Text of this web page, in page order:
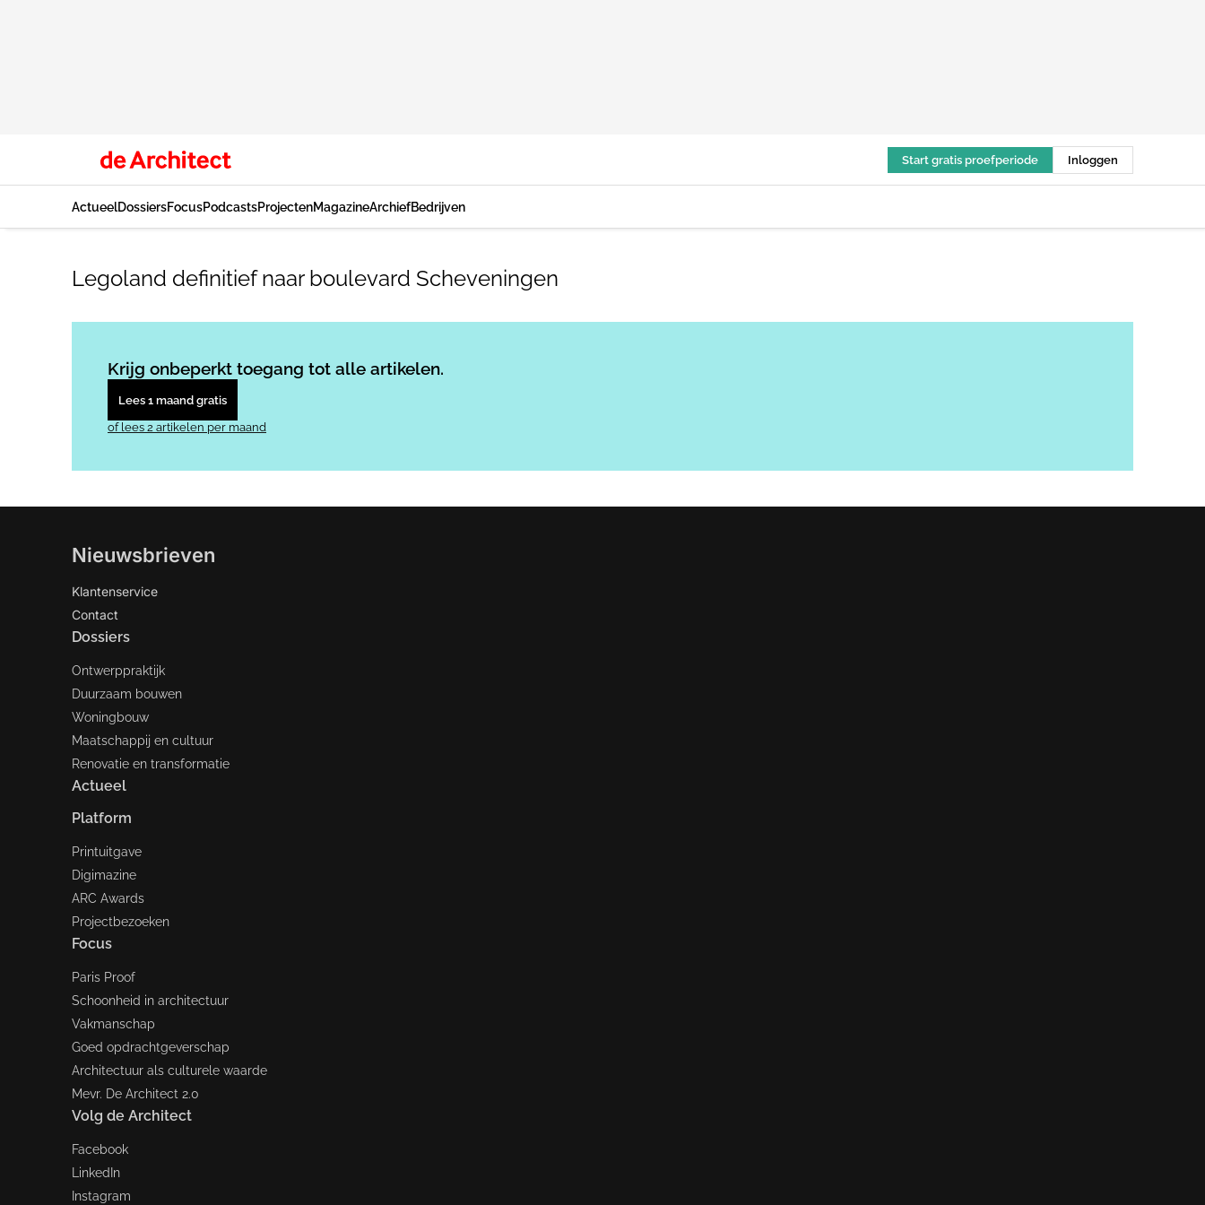
Start gratis proefperiode Inloggen
ActueelDossiersFocusPodcastsProjectenMagazineArchiefBedrijven
Legoland definitief naar boulevard Scheveningen
Krijg onbeperkt toegang tot alle artikelen.
Lees 1 maand gratis
of lees 2 artikelen per maand
Nieuwsbrieven
Klantenservice
Contact
Dossiers
Ontwerppraktijk
Duurzaam bouwen
Woningbouw
Maatschappij en cultuur
Renovatie en transformatie
Actueel
Platform
Printuitgave
Digimazine
ARC Awards
Projectbezoeken
Focus
Paris Proof
Schoonheid in architectuur
Vakmanschap
Goed opdrachtgeverschap
Architectuur als culturele waarde
Mevr. De Architect 2.0
Volg de Architect
Facebook
LinkedIn
Instagram